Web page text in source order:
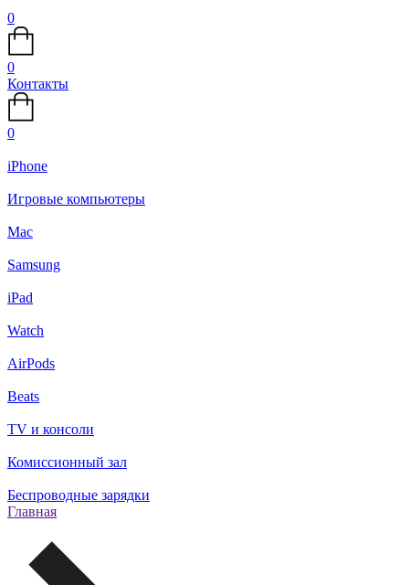
0
0
Контакты
0
iPhone
Игровые компьютеры
Mac
Samsung
iPad
Watch
AirPods
Beats
TV и консоли
Комиссионный зал
Беспроводные зарядки
Главная